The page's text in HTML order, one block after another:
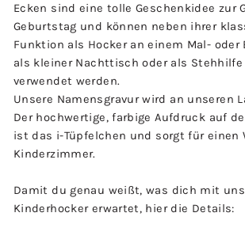
Ecken sind eine tolle Geschenkidee zur
Geburtstag und können neben ihrer
Funktion als Hocker an einem Mal-
als kleiner Nachttisch oder als Stehhilfe
verwendet werden.
Unsere Namensgravur wird an unseren
Der hochwertige, farbige Aufdruck auf
ist das i-Tüpfelchen und sorgt für einen
Kinderzimmer.
Damit du genau weißt, was dich mit
Kinderhocker erwartet, hier die Details: